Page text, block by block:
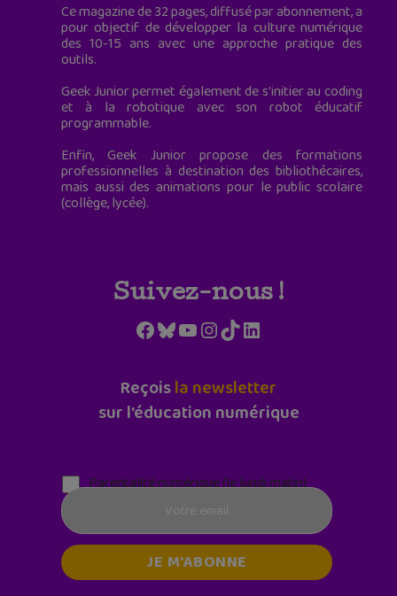
Ce magazine de 32 pages, diffusé par abonnement, a
pour objectif de développer la culture numérique
des 10-15 ans avec une approche pratique des
outils.
Geek Junior permet également de s'initier au coding
et à la robotique avec son robot éducatif
programmable.
Enfin, Geek Junior propose des formations
professionnelles à destination des bibliothécaires,
mais aussi des animations pour le public scolaire
(collège, lycée).
Suivez-nous !
Facebook
Bluesky
YouTube
Instagram
TikTokLinkedIn
Reçoisla newsletter
sur l'éducation numérique
Parentalité numérique (le lundi matin)